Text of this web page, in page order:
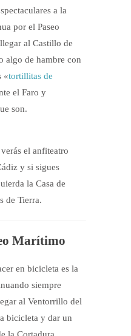
a la
por el Paseo
al Castillo de
algo de hambre con
«tortillitas de
el Faro y
son.
el anfiteatro
y si sigues
la Casa de
de Tierra.
Marítimo
en bicicleta es la
siempre
al Ventorrillo del
bicicleta y dar un